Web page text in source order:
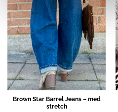
Brown Star Barrel Jeans – med
stretch